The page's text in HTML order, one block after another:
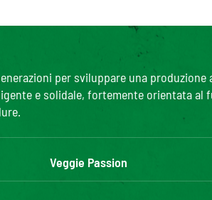
per sviluppare una
e solidale, fortemente orientata al
Veggie Passion